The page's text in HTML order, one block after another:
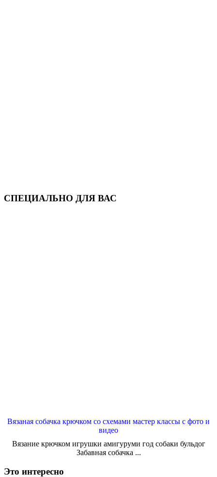
СПЕЦИАЛЬНО ДЛЯ ВАС
Вязаная собачка крючком со схемами мастер классы с фото и
видео
Вязание крючком игрушки амигуруми год собаки бульдог
Забавная собачка ...
Это интересно